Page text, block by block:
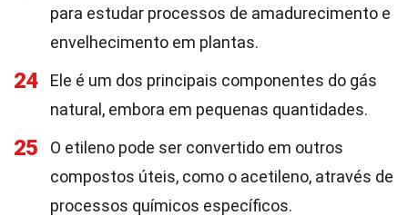
para estudar processos de amadurecimento e
envelhecimento em plantas.
24
Ele é um dos principais componentes do gás
natural, embora em pequenas quantidades.
25
O etileno pode ser convertido em outros
compostos úteis, como o acetileno, através de
processos químicos específicos.